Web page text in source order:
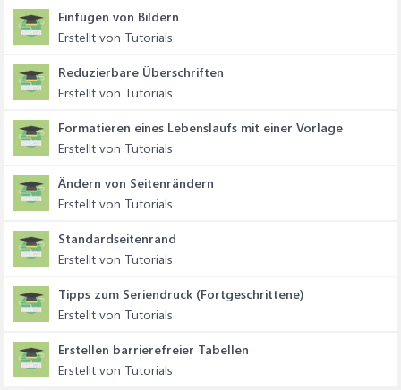
Einfügen von Bildern
Erstellt von Tutorials
Reduzierbare Überschriften
Erstellt von Tutorials
Formatieren eines Lebenslaufs mit einer Vorlage
Erstellt von Tutorials
Ändern von Seitenrändern
Erstellt von Tutorials
Standardseitenrand
Erstellt von Tutorials
Tipps zum Seriendruck (Fortgeschrittene)
Erstellt von Tutorials
Erstellen barrierefreier Tabellen
Erstellt von Tutorials